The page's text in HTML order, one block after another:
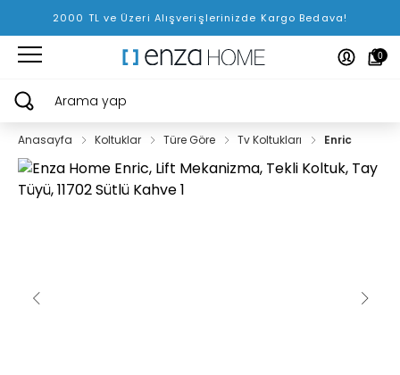
2000 TL ve Üzeri Alışverişlerinizde Kargo Bedava!
0
Arama yap
Anasayfa Koltuklar Türe Göre Tv Koltukları Enric